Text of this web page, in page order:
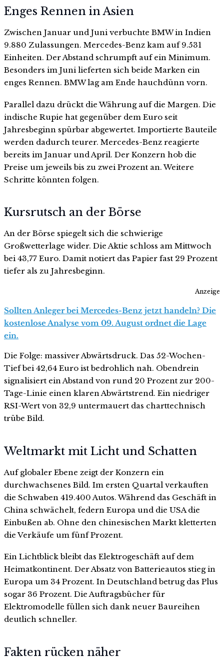
Enges Rennen in Asien
Zwischen Januar und Juni verbuchte BMW in Indien
9.880 Zulassungen. Mercedes-Benz kam auf 9.531
Einheiten. Der Abstand schrumpft auf ein Minimum.
Besonders im Juni lieferten sich beide Marken ein
enges Rennen. BMW lag am Ende hauchdünn vorn.
Parallel dazu drückt die Währung auf die Margen. Die
indische Rupie hat gegenüber dem Euro seit
Jahresbeginn spürbar abgewertet. Importierte Bauteile
werden dadurch teurer. Mercedes-Benz reagierte
bereits im Januar und April. Der Konzern hob die
Preise um jeweils bis zu zwei Prozent an. Weitere
Schritte könnten folgen.
Kursrutsch an der Börse
An der Börse spiegelt sich die schwierige
Großwetterlage wider. Die Aktie schloss am Mittwoch
bei 43,77 Euro. Damit notiert das Papier fast 29 Prozent
tiefer als zu Jahresbeginn.
Anzeige
Sollten Anleger bei Mercedes-Benz jetzt handeln? Die
kostenlose Analyse vom 09. August ordnet die Lage
ein.
Die Folge: massiver Abwärtsdruck. Das 52-Wochen-
Tief bei 42,64 Euro ist bedrohlich nah. Obendrein
signalisiert ein Abstand von rund 20 Prozent zur 200-
Tage-Linie einen klaren Abwärtstrend. Ein niedriger
RSI-Wert von 32,9 untermauert das charttechnisch
trübe Bild.
Weltmarkt mit Licht und Schatten
Auf globaler Ebene zeigt der Konzern ein
durchwachsenes Bild. Im ersten Quartal verkauften
die Schwaben 419.400 Autos. Während das Geschäft in
China schwächelt, federn Europa und die USA die
Einbußen ab. Ohne den chinesischen Markt kletterten
die Verkäufe um fünf Prozent.
Ein Lichtblick bleibt das Elektrogeschäft auf dem
Heimatkontinent. Der Absatz von Batterieautos stieg in
Europa um 34 Prozent. In Deutschland betrug das Plus
sogar 36 Prozent. Die Auftragsbücher für
Elektromodelle füllen sich dank neuer Baureihen
deutlich schneller.
Fakten rücken näher